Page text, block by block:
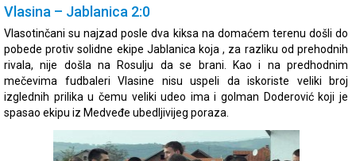
Vlasina – Jablanica 2:0
Vlasotinčani su najzad posle dva kiksa na domaćem terenu došli do
pobede protiv solidne ekipe Jablanica koja , za razliku od prehodnih
rivala, nije došla na Rosulju da se brani. Kao i na predhodnim
mečevima fudbaleri Vlasine nisu uspeli da iskoriste veliki broj
izglednih prilika u čemu veliki udeo ima i golman Doderović koji je
spasao ekipu iz Medveđe ubedljivijeg poraza.